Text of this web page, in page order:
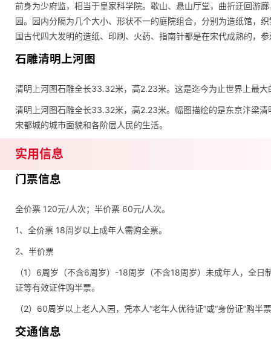
前身为少府监，相当于皇家科学院。歇山、悬山厅堂，曲折迂回游
园。园内分隔为几个大小、形状不一的庭院组合，分别为造纸馆，
国古代四大发明的造纸、印刷、火药、指南针都是在宋代成熟的，
石雕清明上河图
清明上河图石雕全长33.32米，高2.23米。这是迄今为止世界上最
清明上河图石雕全长33.32米，高2.23米。幅图描绘的是东京汴梁
宋都城的城市面貌和各阶层人民的生活。
实用信息
门票信息
全价票 120元/人次；半价票 60元/人次。
1、全价票 18周岁以上成年人需购全票。
2、半价票
（1）6周岁（不含6周岁）-18周岁（不含18周岁）未成年人，全
证等有效证件购半票。
（2）60周岁以上老人入园，凭本人“老年人优待证”或“身份证”购半
交通信息